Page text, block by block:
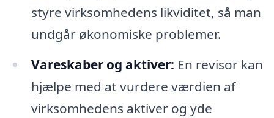
styre virksomhedens likviditet, så man
undgår økonomiske problemer.
Vareskaber og aktiver: En revisor kan
hjælpe med at vurdere værdien af
virksomhedens aktiver og yde